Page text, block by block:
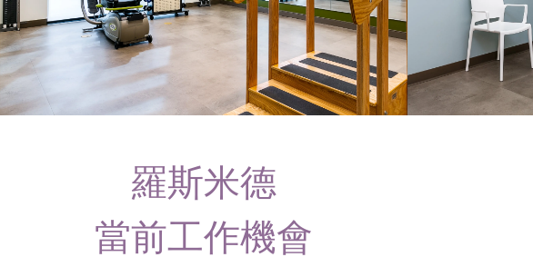
羅斯米德
當前工作機會